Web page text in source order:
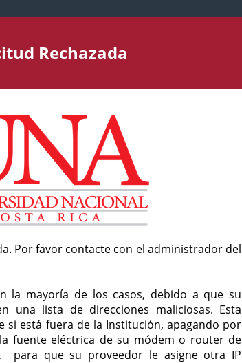
Rechazada
Por favor contacte con el administrador del
la mayoría de los casos, debido a que su
una lista de direcciones maliciosas. Esta
si está fuera de la Institución, apagando por
fuente eléctrica de su módem o router de
para que su proveedor le asigne otra IP